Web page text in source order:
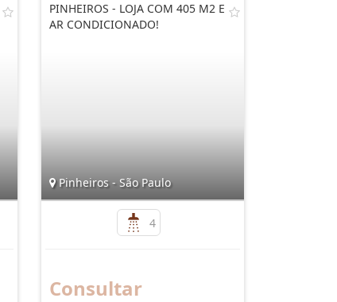
PINHEIROS - LOJA COM 405 M2 E
AR CONDICIONADO!
Pinheiros - São Paulo
4
Consultar